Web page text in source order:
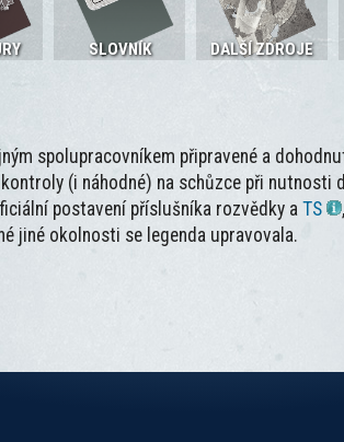
SLOVNÍK DALŠÍ ZDROJE
spolupracovníkem připravené a
(i náhodné) na schůzce při nutnosti
postavení příslušníka rozvědky a TS
jiné okolnosti se legenda upravovala.